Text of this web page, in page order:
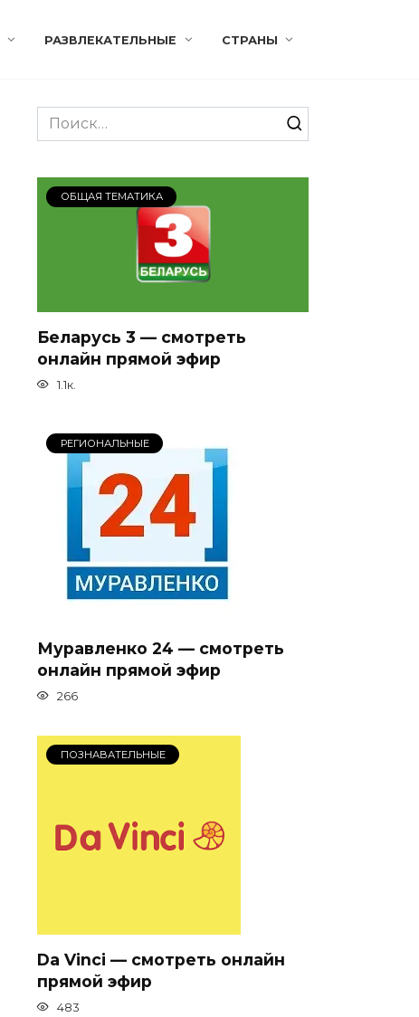
РАЗВЛЕКАТЕЛЬНЫЕ СТРАНЫ
Search
for:
ОБЩАЯ ТЕМАТИКА
Беларусь 3 — смотреть
онлайн прямой эфир
1.1к.
РЕГИОНАЛЬНЫЕ
Муравленко 24 — смотреть
онлайн прямой эфир
266
ПОЗНАВАТЕЛЬНЫЕ
Da Vinci — смотреть онлайн
прямой эфир
483